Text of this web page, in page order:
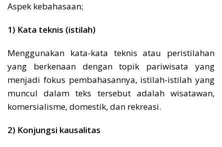
Aspek kebahasaan;
1) Kata teknis (istilah)
Menggunakan kata-kata teknis atau peristilahan
yang berkenaan dengan topik pariwisata yang
menjadi fokus pembahasannya, istilah-istilah yang
muncul dalam teks tersebut adalah wisatawan,
komersialisme, domestik, dan rekreasi.
2) Konjungsi kausalitas